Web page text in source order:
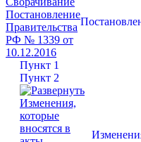
Пункт 1
Пункт 2